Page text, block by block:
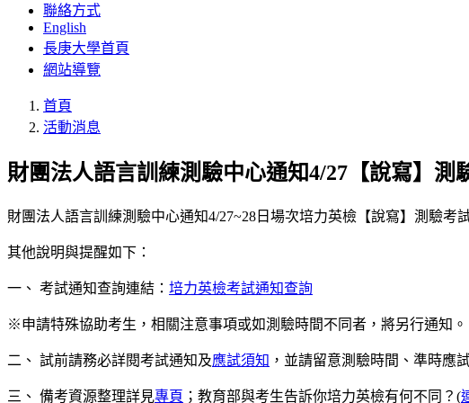
聯絡方式
English
長庚大學首頁
網站導覽
首頁
活動消息
財團法人語言訓練測驗中心通知4/27【說寫】測
財團法人語言訓練測驗中心通知4/27~28日場次培力英檢【說寫】測驗
其他說明與提醒如下：
一、 考試通知查詢連結： 培力英檢考試通知查詢
※申請特殊協助考生，相關注意事項或如測驗時間不同者，將另行通知。
二、 試前請務必詳閱考試通知及應試須知 ，並請留意測驗時間、準時應
三、 備考資源整理詳見專頁 ；教育部與考生告訴你培力英檢有何不同？(